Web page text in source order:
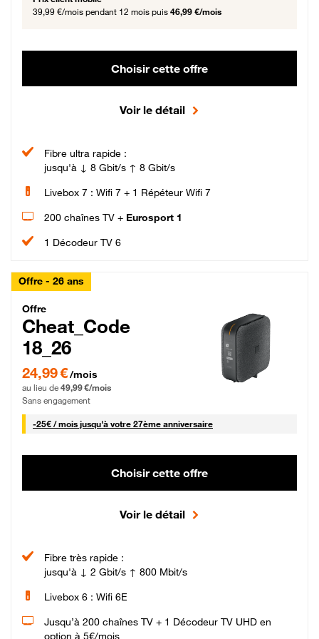
39,99 €/mois pendant 12 mois puis 46,99 €/mois
Choisir cette offre
Voir le détail
Fibre ultra rapide :
jusqu'à ↓ 8 Gbit/s ↑ 8 Gbit/s
Livebox 7 : Wifi 7 + 1 Répéteur Wifi 7
200 chaînes TV + Eurosport 1
1 Décodeur TV 6
Offre - 26 ans
Cheat_Code Fibre_18_26
Offre
Cheat_Code
18_26
24,99 € par mois pendant 0 mois puis 49,99 € par mois, Sans engagement
24,99 €/mois
au lieu de 49,99 €/mois
Sans engagement
-25€ / mois25 € par mois
jusqu'à votre 27ème anniversaire
Choisir cette offre
Voir le détail
Fibre très rapide :
jusqu'à ↓ 2 Gbit/s ↑ 800 Mbit/s
Livebox 6 : Wifi 6E
Jusqu’à 200 chaînes TV + 1 Décodeur TV UHD en
option à 5€/mois